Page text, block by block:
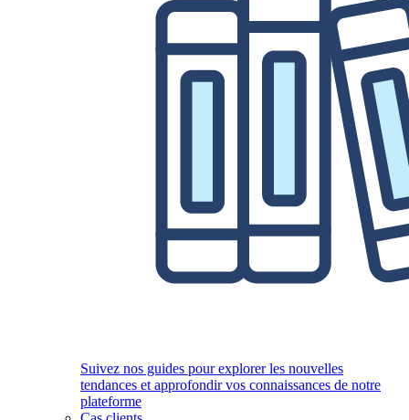
Suivez nos guides pour explorer les nouvelles
tendances et approfondir vos connaissances de notre
plateforme